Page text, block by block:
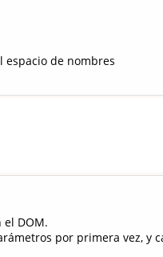
espacio de nombres
DOM.
por primera vez, y